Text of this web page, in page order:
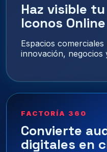
Haz visible
Iconos Online
Espacios
innovación, negocios
FACTORÍA 360
Convierte
digitales en